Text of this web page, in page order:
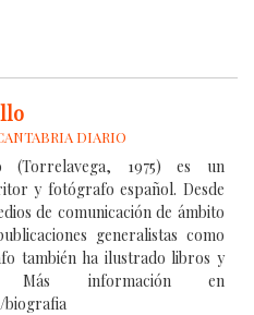
DIARIO
(Torrelavega, 1975) es un
y fotógrafo español. Desde
de comunicación de ámbito
generalistas como
también ha ilustrado libros y
Más información en
biografia